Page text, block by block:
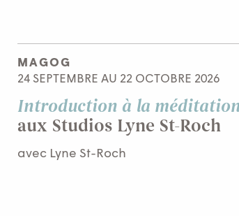
MAGOG
24 SEPTEMBRE AU 22 OCTOBRE 2026
Introduction à la
aux Studios Lyne St-Roch
avec Lyne St-Roch